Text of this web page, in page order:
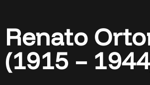
Renato
(1915 –